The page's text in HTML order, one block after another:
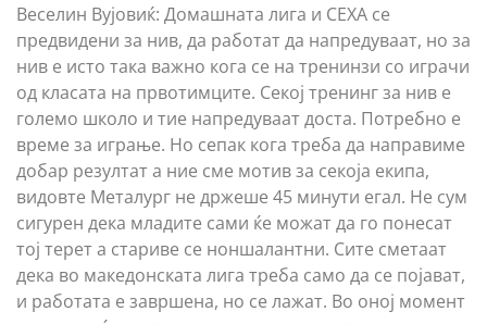
Веселин Вујовиќ: Домашната лига и СЕХА се
предвидени за нив, да работат да напредуваат, но за
нив е исто така важно кога се на тренинзи со играчи
од класата на првотимците. Секој тренинг за нив е
големо школо и тие напредуваат доста. Потребно е
време за играње. Но сепак кога треба да направиме
добар резултат а ние сме мотив за секоја екипа,
видовте Металург не држеше 45 минути егал. Не сум
сигурен дека младите сами ќе можат да го понесат
тој терет а стариве се ноншалантни. Сите сметаат
дека во македонската лига треба само да се појават,
и работата е завршена, но се лажат. Во оној момент